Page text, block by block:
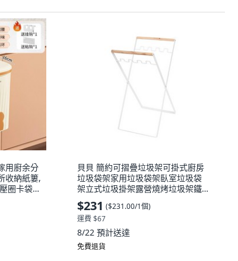
用廚余分
收納紙簍,
圾袋置物
貝貝 簡約可摺疊垃圾架可掛式廚房
垃圾袋架家用垃圾袋架臥室垃圾袋
架立式垃圾掛架露營燒烤垃圾架鐵
藝垃圾架垃圾袋支架 優選, 白色, 1
個
$231 ($231.00/1個)
運費 $67
8/22 預計送達
免費退貨